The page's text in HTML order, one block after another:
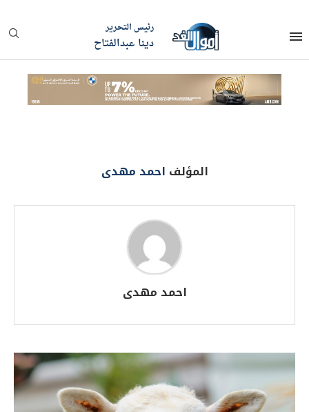
رئيس التحرير
دينا عبدالفتاح
المؤلف احمد مهدى
احمد مهدى